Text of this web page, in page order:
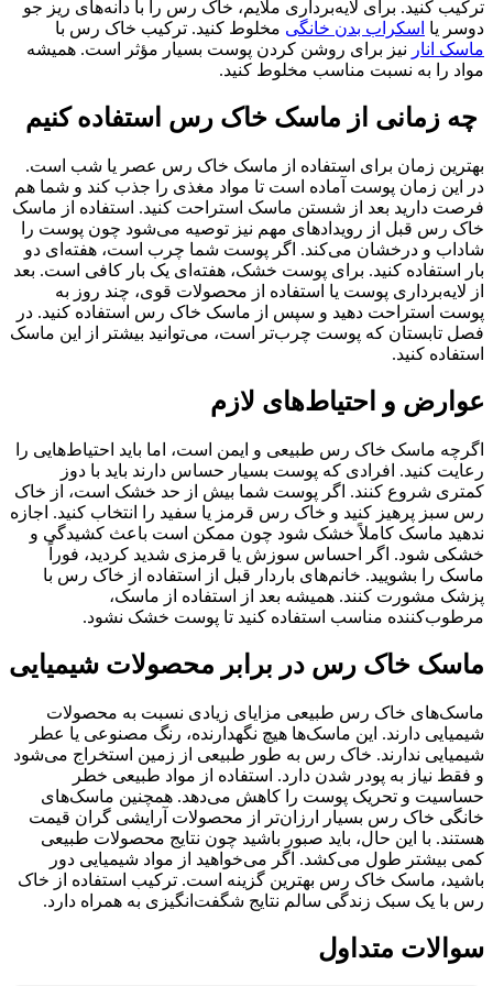
ترکیب کنید. برای لایه‌برداری ملایم، خاک رس را با دانه‌های ریز جو
دوسر یا اسکراب بدن خانگی مخلوط کنید. ترکیب خاک رس با
ماسک انار نیز برای روشن کردن پوست بسیار مؤثر است. همیشه
مواد را به نسبت مناسب مخلوط کنید.
چه زمانی از ماسک خاک رس استفاده کنیم
بهترین زمان برای استفاده از ماسک خاک رس عصر یا شب است.
در این زمان پوست آماده است تا مواد مغذی را جذب کند و شما هم
فرصت دارید بعد از شستن ماسک استراحت کنید. استفاده از ماسک
خاک رس قبل از رویدادهای مهم نیز توصیه می‌شود چون پوست را
شاداب و درخشان می‌کند. اگر پوست شما چرب است، هفته‌ای دو
بار استفاده کنید. برای پوست خشک، هفته‌ای یک بار کافی است. بعد
از لایه‌برداری پوست یا استفاده از محصولات قوی، چند روز به
پوست استراحت دهید و سپس از ماسک خاک رس استفاده کنید. در
فصل تابستان که پوست چرب‌تر است، می‌توانید بیشتر از این ماسک
استفاده کنید.
عوارض و احتیاط‌های لازم
اگرچه ماسک خاک رس طبیعی و ایمن است، اما باید احتیاط‌هایی را
رعایت کنید. افرادی که پوست بسیار حساس دارند باید با دوز
کمتری شروع کنند. اگر پوست شما بیش از حد خشک است، از خاک
رس سبز پرهیز کنید و خاک رس قرمز یا سفید را انتخاب کنید. اجازه
ندهید ماسک کاملاً خشک شود چون ممکن است باعث کشیدگی و
خشکی شود. اگر احساس سوزش یا قرمزی شدید کردید، فوراً
ماسک را بشویید. خانم‌های باردار قبل از استفاده از خاک رس با
پزشک مشورت کنند. همیشه بعد از استفاده از ماسک،
مرطوب‌کننده مناسب استفاده کنید تا پوست خشک نشود.
ماسک خاک رس در برابر محصولات شیمیایی
ماسک‌های خاک رس طبیعی مزایای زیادی نسبت به محصولات
شیمیایی دارند. این ماسک‌ها هیچ نگهدارنده، رنگ مصنوعی یا عطر
شیمیایی ندارند. خاک رس به طور طبیعی از زمین استخراج می‌شود
و فقط نیاز به پودر شدن دارد. استفاده از مواد طبیعی خطر
حساسیت و تحریک پوست را کاهش می‌دهد. همچنین ماسک‌های
خانگی خاک رس بسیار ارزان‌تر از محصولات آرایشی گران قیمت
هستند. با این حال، باید صبور باشید چون نتایج محصولات طبیعی
کمی بیشتر طول می‌کشد. اگر می‌خواهید از مواد شیمیایی دور
باشید، ماسک خاک رس بهترین گزینه است. ترکیب استفاده از خاک
رس با یک سبک زندگی سالم نتایج شگفت‌انگیزی به همراه دارد.
سوالات متداول